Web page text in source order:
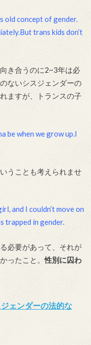
old concept of gender.
trans kids don’t
き合うのに2~3年は必
ないシスジェンダーの
ますが、トランスの子
be when we grow up.I
うことも考えられませ
and I couldn’t move on
trapped in gender.
必要があって、それが
ったこと。性別に囚わ
ェンダーの法的な